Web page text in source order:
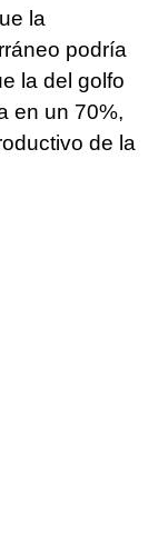
la
podría
la del golfo
en un 70%,
de la